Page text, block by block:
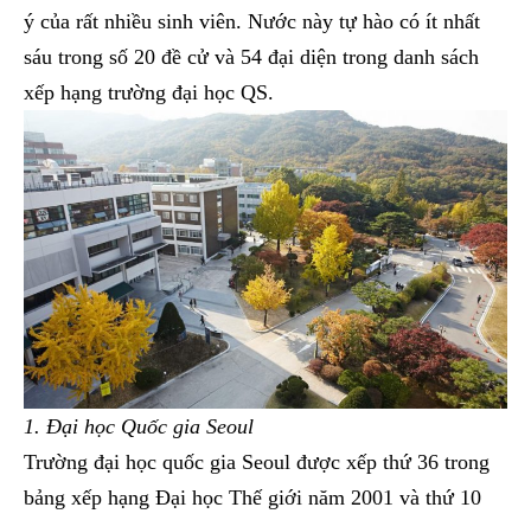
ý của rất nhiều sinh viên. Nước này tự hào có ít nhất
sáu trong số 20 đề cử và 54 đại diện trong danh sách
xếp hạng trường đại học QS.
1. Đại học Quốc gia Seoul
Trường đại học quốc gia Seoul được xếp thứ 36 trong
bảng xếp hạng Đại học Thế giới năm 2001 và thứ 10